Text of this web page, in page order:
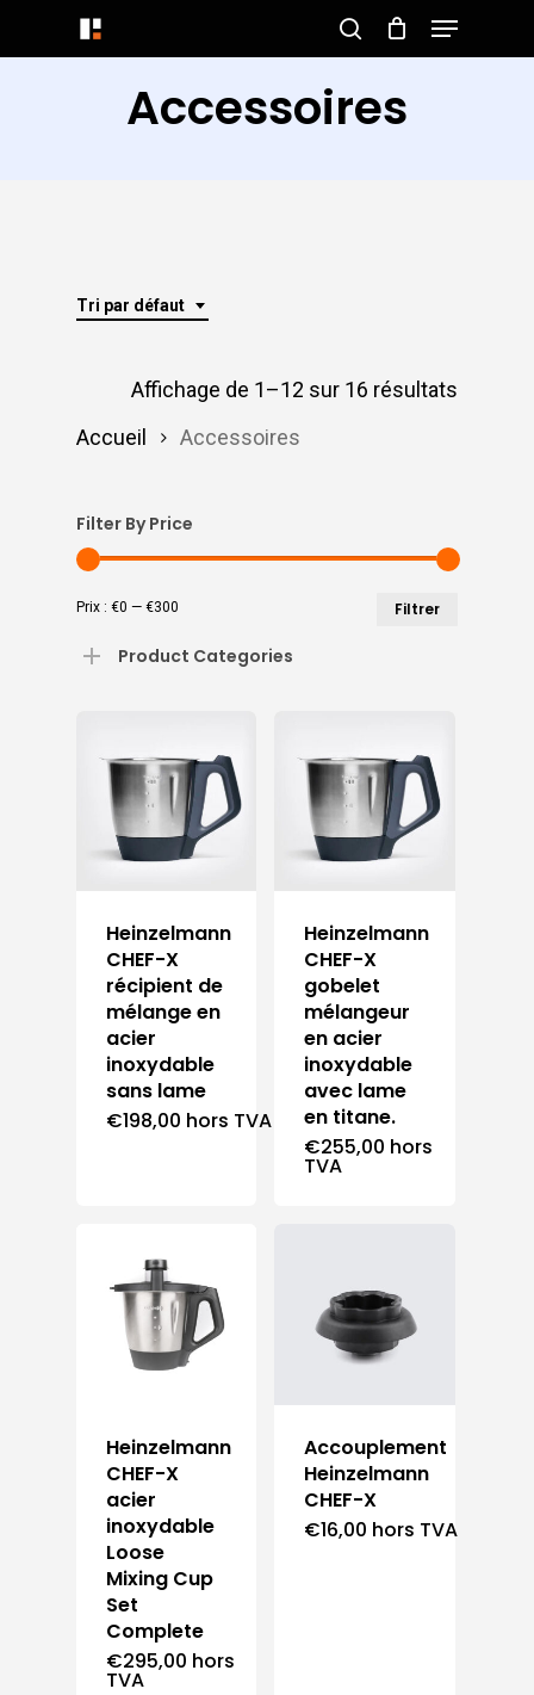
to
search
Menu
Accessoires
Tri par défaut
Affichage de 1–12 sur 16 résultats
Accueil
Accessoires
Filter By Price
Filtrer
Prix : €0 — €300
Product Categories
Heinzelmann
CHEF-X
récipient de
mélange en
acier
inoxydable
sans lame
€198,00 hors TVA
Heinzelmann
CHEF-X
gobelet
mélangeur
en acier
inoxydable
avec lame
en titane.
€255,00 hors
TVA
Heinzelmann
CHEF-X
acier
inoxydable
Loose
Mixing Cup
Set
Complete
€295,00 hors
TVA
Accouplement
Heinzelmann
CHEF-X
€16,00 hors TVA